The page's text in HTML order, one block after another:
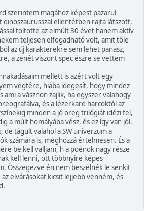
szerintem magához képest pazarul
dinoszaurusszal ellentétben rajta látszott,
töltötte az elmúlt 30 évet hanem aktív
teljesen elfogadható volt, amit tőle
az új karakterekre sem lehet panasz,
a zenét viszont spec észre se vettem
mellett is azért volt egy
végtére, hiába idegesít, hogy mindez
ami a vásznon zajlik, ha egyszer valahogy
és a lézerkard harcoktól az
minden a jó öreg trilógiát idézi fel,
a múlt homályába vész, és ez így van jól.
de tágult valahol a SW univerzum a
számára is, méghozzá értelmesen. És a
be kell valljam, h a poénok nagy része
kell lenni, ott többnyire képes
Összegezve én nem beszélnék le senkit
elvárásokat kicsit lejjebb venném, és